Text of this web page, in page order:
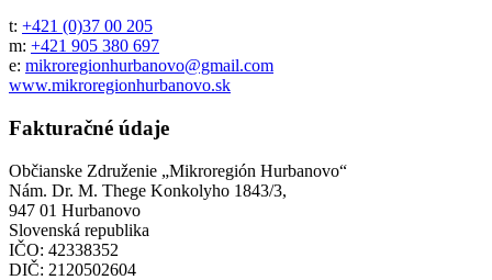
t: +421 (0)37 00 205
m: +421 905 380 697
e: mikroregionhurbanovo@gmail.com
www.mikroregionhurbanovo.sk
Fakturačné údaje
Občianske Združenie „Mikroregión Hurbanovo“
Nám. Dr. M. Thege Konkolyho 1843/3,
947 01 Hurbanovo
Slovenská republika
IČO: 42338352
DIČ: 2120502604